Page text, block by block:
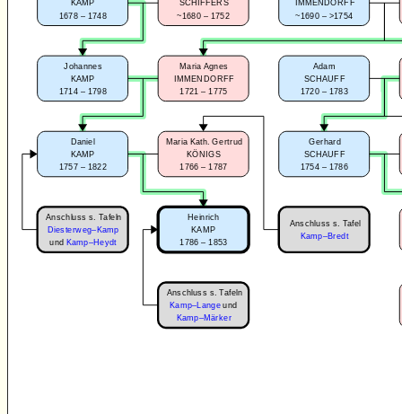
Heinrich
KAMP
1786 – 1853
Daniel
KAMP
1757 – 1822
Maria Kath. Gertrud
KÖNIGS
1766 – 1787
Johannes
KAMP
1714 – 1798
Maria Agnes
IMMENDORFF
1721 – 1775
IMMENDORFF
~1690 – >1754
Adam
SCHAUFF
1720 – 1783
Gerhard
SCHAUFF
1754 – 1786
KAMP
1678 – 1748
SCHIFFERS
~1680 – 1752
Anschluss s. Tafeln
Diesterweg–Kamp
undKamp–Heydt
Anschluss s. Tafeln
Kamp–Langeund
Kamp–Märker
Anschluss s. Tafel
Kamp–Bredt